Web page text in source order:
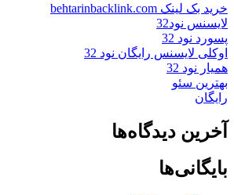
خرید بک لینک behtarinbacklink.com
لایسنس نود32
پسورد نود 32
اوکلی لایسنس رایگان نود 32
همیار نود 32
بهترین سئو
رایگان
آخرین دیدگاه‌ها
بایگانی‌ها